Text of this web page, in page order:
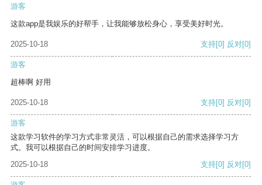
游客
这款app是我娱乐的好帮手，让我能够放松身心，享受美好时光。
2025-10-18 支持[0] 反对[0]
游客
超棒啊 好用
2025-10-18 支持[0] 反对[0]
游客
这款学习软件的学习方式非常灵活，可以根据自己的需求选择学习方
式。我可以根据自己的时间安排学习进度。
2025-10-18
支持[0] 反对[0]